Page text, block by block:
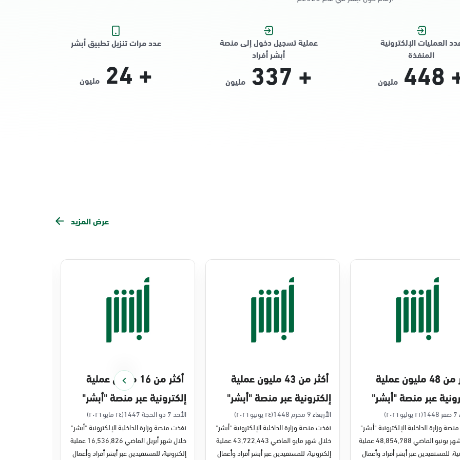
العمليات الإلكترونية
المنفذة
448 مليون
عملية تسجيل دخول إلى منصة
أبشر أفراد
+
337 مليون
عدد مرات تنزيل تطبيق أبشر
+
24 مليون
عرض المزيد
أكثر من 48 مليون عملية
عبر منصة "أبشر"
2026م
(٢١ يوليو ٢٠٢٦)
وزارة الداخلية الإلكترونية "أبشر"
خلال شهر يونيو الماضي 48,854,788 عملية
للمستفيدين عبر أبشر أفراد وأعمال
أكثر من 43 مليون عملية
إلكترونية عبر منصة "أبشر"
في مايو 2026م
الأربعاء 9 محرم 1448
(٢٤ يونيو ٢٠٢٦)
نفذت منصة وزارة الداخلية الإلكترونية "أبشر"
خلال شهر مايو الماضي 43,722,443 عملية
إلكترونية، للمستفيدين عبر أبشر أفراد وأعمال
أكثر من 16 مليون عملية
إلكترونية عبر منصة "أبشر"
في أبريل 2026م
الأحد 7 ذو الحجة 1447
(٢٤ مايو ٢٠٢٦)
نفذت منصة وزارة الداخلية الإلكترونية "أبشر"
خلال شهر أبريل الماضي 16,536,826 عملية
إلكترونية، للمستفيدين عبر أبشر أفراد وأعمال